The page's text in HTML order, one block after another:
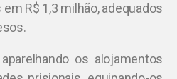
R$ 1,3 milhão, adequados
os alojamentos